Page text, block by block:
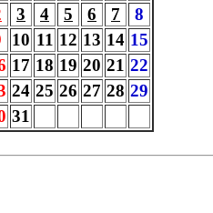
3 4 5 6 7
8
10 11 12 13 14 15
17 18 19 20 21 22
24 25 26 27 28 29
31